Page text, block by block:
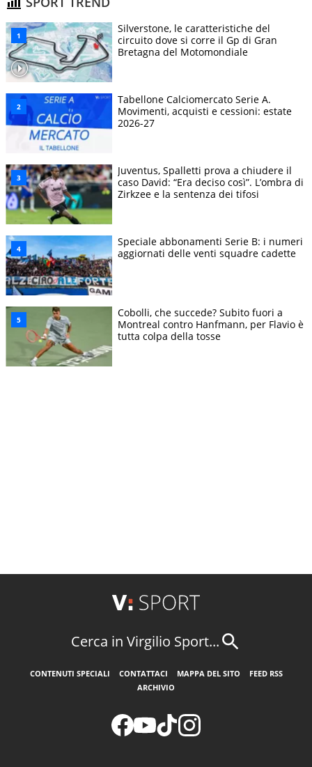
Silverstone, le caratteristiche del
circuito dove si corre il Gp di Gran
Bretagna del Motomondiale
Tabellone Calciomercato Serie A.
Movimenti, acquisti e cessioni: estate
2026-27
Juventus, Spalletti prova a chiudere il
caso David: “Era deciso così”. L’ombra di
Zirkzee e la sentenza dei tifosi
Speciale abbonamenti Serie B: i numeri
aggiornati delle venti squadre cadette
Cobolli, che succede? Subito fuori a
Montreal contro Hanfmann, per Flavio è
tutta colpa della tosse
Cerca in Virgilio Sport...
CONTENUTI SPECIALI CONTATTACI MAPPA DEL SITO
FEED RSS
ARCHIVIO